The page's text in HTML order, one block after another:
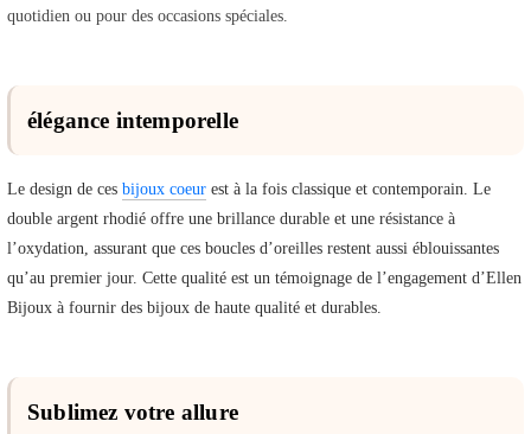
quotidien ou pour des occasions spéciales.
élégance intemporelle
Le design de ces bijoux coeur est à la fois classique et contemporain. Le
double argent rhodié offre une brillance durable et une résistance à
l’oxydation, assurant que ces boucles d’oreilles restent aussi éblouissantes
qu’au premier jour. Cette qualité est un témoignage de l’engagement d’Ellen
Bijoux à fournir des bijoux de haute qualité et durables.
Sublimez votre allure